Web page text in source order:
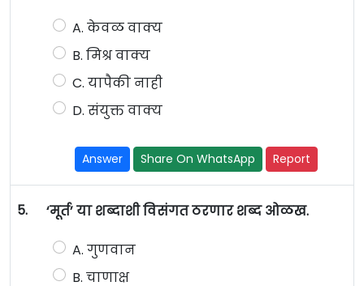
A. केवळ वाक्य
B. मिश्र वाक्य
C. यापैकी नाही
D. संयुक्त वाक्य
Answer Share On WhatsApp Report
5. ‘मूर्त’ या शब्दाशी विसंगत ठरणार शब्द ओळख.
A. गुणवान
B. चाणाक्ष